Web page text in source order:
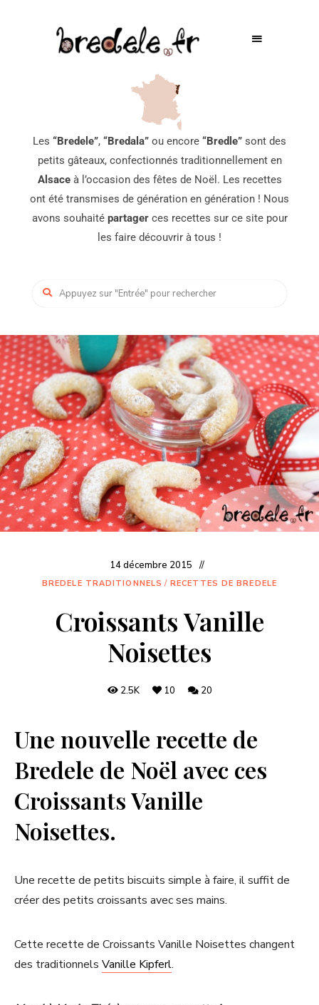
Les “Bredele”, “Bredala” ou encore “Bredle” sont des
petits gâteaux, confectionnés traditionnellement en
Alsaceà l’occasion des fêtes de Noël. Les recettes
ont été transmises de génération en génération ! Nous
avons souhaité partagerces recettes sur ce site pour
les faire découvrir à tous !
14 décembre 2015
BREDELE TRADITIONNELS / RECETTES DE BREDELE
Croissants Vanille
Noisettes
2.5K 10 20
Une nouvelle recette de
Bredele de Noël avec ces
Croissants Vanille
Noisettes.
Une recette de petits biscuits simple à faire, il suffit de
créer des petits croissants avec ses mains.
Cette recette de Croissants Vanille Noisettes changent
des traditionnels Vanille Kipferl.